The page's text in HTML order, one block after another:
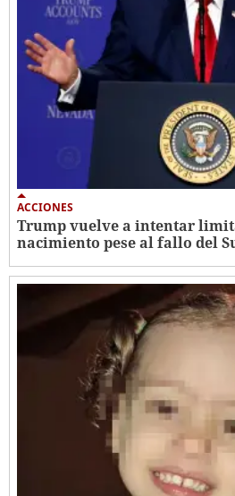
ACCIONES
Trump vuelve a intentar
nacimiento pese al fallo del